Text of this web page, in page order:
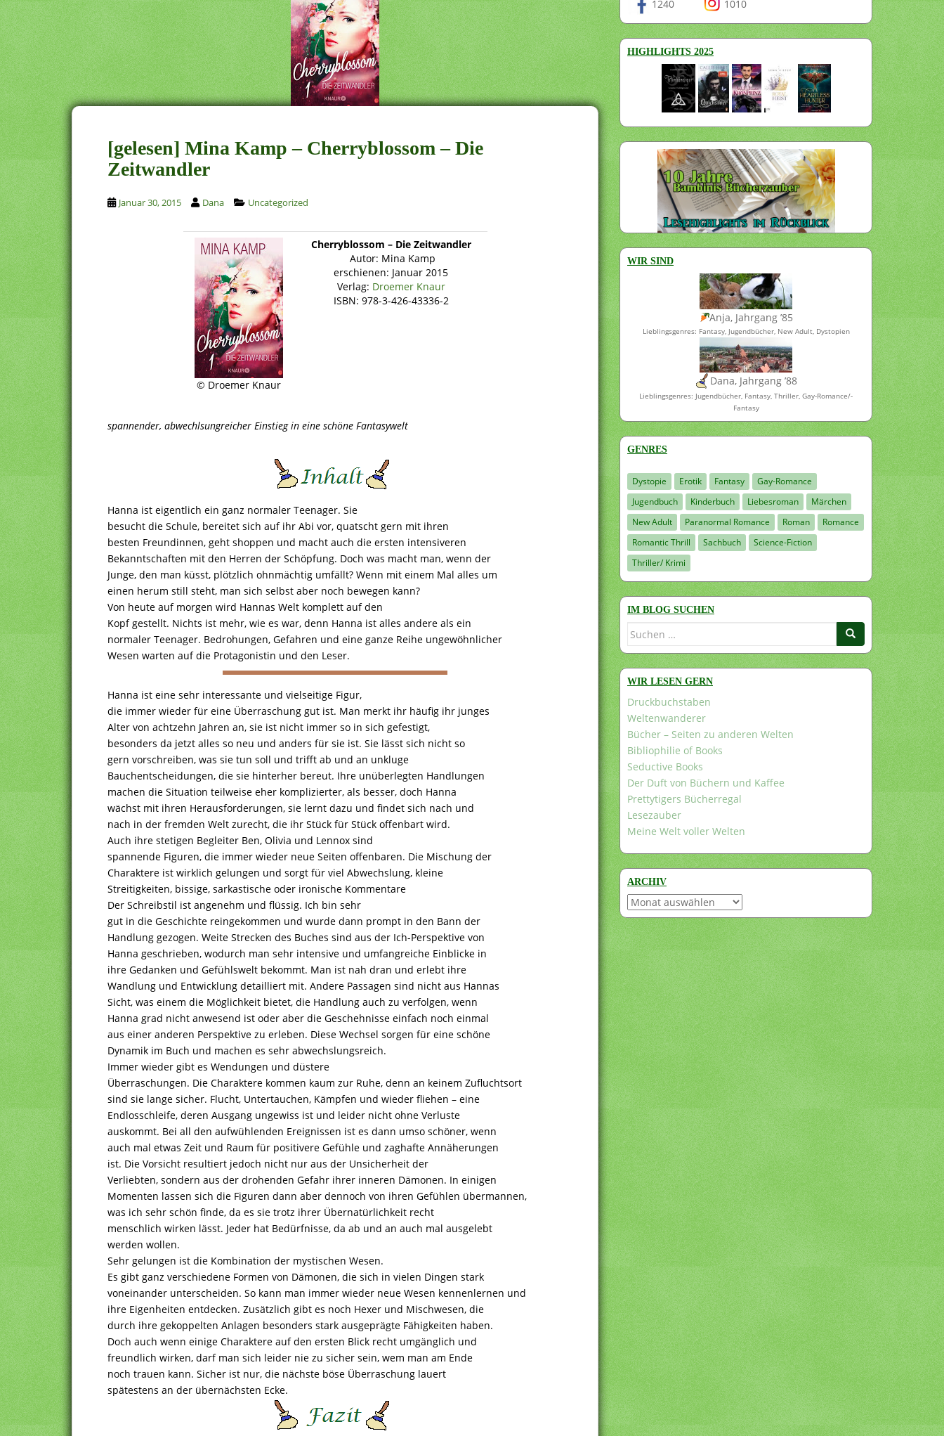
[gelesen] Mina Kamp – Cherryblossom – Die
Zeitwandler
Januar 30, 2015 Dana Uncategorized
© Droemer Knaur
Cherryblossom – Die Zeitwandler
Autor: Mina Kamp
erschienen: Januar 2015
Verlag: Droemer Knaur
ISBN: 978-3-426-43336-2
spannender, abwechlsungreicher Einstieg in eine schöne Fantasywelt
Hanna ist eigentlich ein ganz normaler Teenager. Sie
besucht die Schule, bereitet sich auf ihr Abi vor, quatscht gern mit ihren
besten Freundinnen, geht shoppen und macht auch die ersten intensiveren
Bekanntschaften mit den Herren der Schöpfung. Doch was macht man, wenn der
Junge, den man küsst, plötzlich ohnmächtig umfällt? Wenn mit einem Mal alles um
einen herum still steht, man sich selbst aber noch bewegen kann?
Von heute auf morgen wird Hannas Welt komplett auf den
Kopf gestellt. Nichts ist mehr, wie es war, denn Hanna ist alles andere als ein
normaler Teenager. Bedrohungen, Gefahren und eine ganze Reihe ungewöhnlicher
Wesen warten auf die Protagonistin und den Leser.
Hanna ist eine sehr interessante und vielseitige Figur,
die immer wieder für eine Überraschung gut ist. Man merkt ihr häufig ihr junges
Alter von achtzehn Jahren an, sie ist nicht immer so in sich gefestigt,
besonders da jetzt alles so neu und anders für sie ist. Sie lässt sich nicht so
gern vorschreiben, was sie tun soll und trifft ab und an unkluge
Bauchentscheidungen, die sie hinterher bereut. Ihre unüberlegten Handlungen
machen die Situation teilweise eher komplizierter, als besser, doch Hanna
wächst mit ihren Herausforderungen, sie lernt dazu und findet sich nach und
nach in der fremden Welt zurecht, die ihr Stück für Stück offenbart wird.
Auch ihre stetigen Begleiter Ben, Olivia und Lennox sind
spannende Figuren, die immer wieder neue Seiten offenbaren. Die Mischung der
Charaktere ist wirklich gelungen und sorgt für viel Abwechslung, kleine
Streitigkeiten, bissige, sarkastische oder ironische Kommentare
Der Schreibstil ist angenehm und flüssig. Ich bin sehr
gut in die Geschichte reingekommen und wurde dann prompt in den Bann der
Handlung gezogen. Weite Strecken des Buches sind aus der Ich-Perspektive von
Hanna geschrieben, wodurch man sehr intensive und umfangreiche Einblicke in
ihre Gedanken und Gefühlswelt bekommt. Man ist nah dran und erlebt ihre
Wandlung und Entwicklung detailliert mit. Andere Passagen sind nicht aus Hannas
Sicht, was einem die Möglichkeit bietet, die Handlung auch zu verfolgen, wenn
Hanna grad nicht anwesend ist oder aber die Geschehnisse einfach noch einmal
aus einer anderen Perspektive zu erleben. Diese Wechsel sorgen für eine schöne
Dynamik im Buch und machen es sehr abwechslungsreich.
Immer wieder gibt es Wendungen und düstere
Überraschungen. Die Charaktere kommen kaum zur Ruhe, denn an keinem Zufluchtsort
sind sie lange sicher. Flucht, Untertauchen, Kämpfen und wieder fliehen – eine
Endlosschleife, deren Ausgang ungewiss ist und leider nicht ohne Verluste
auskommt. Bei all den aufwühlenden Ereignissen ist es dann umso schöner, wenn
auch mal etwas Zeit und Raum für positivere Gefühle und zaghafte Annäherungen
ist. Die Vorsicht resultiert jedoch nicht nur aus der Unsicherheit der
Verliebten, sondern aus der drohenden Gefahr ihrer inneren Dämonen. In einigen
Momenten lassen sich die Figuren dann aber dennoch von ihren Gefühlen übermannen,
was ich sehr schön finde, da es sie trotz ihrer Übernatürlichkeit recht
menschlich wirken lässt. Jeder hat Bedürfnisse, da ab und an auch mal ausgelebt
werden wollen.
Sehr gelungen ist die Kombination der mystischen Wesen.
Es gibt ganz verschiedene Formen von Dämonen, die sich in vielen Dingen stark
voneinander unterscheiden. So kann man immer wieder neue Wesen kennenlernen und
ihre Eigenheiten entdecken. Zusätzlich gibt es noch Hexer und Mischwesen, die
durch ihre gekoppelten Anlagen besonders stark ausgeprägte Fähigkeiten haben.
Doch auch wenn einige Charaktere auf den ersten Blick recht umgänglich und
freundlich wirken, darf man sich leider nie zu sicher sein, wem man am Ende
noch trauen kann. Sicher ist nur, die nächste böse Überraschung lauert
spätestens an der übernächsten Ecke.
1240 1010
HIGHLIGHTS 2025
WIR SIND
Anja, Jahrgang ’85
Lieblingsgenres: Fantasy, Jugendbücher, New Adult, Dystopien
Dana, Jahrgang ’88
Lieblingsgenres: Jugendbücher, Fantasy, Thriller, Gay-Romance/-
Fantasy
GENRES
Dystopie Erotik Fantasy
Gay-Romance
Jugendbuch
Kinderbuch Liebesroman
Märchen
New Adult
Paranormal Romance Roman
Romance
Romantic Thrill
Sachbuch
Science-Fiction
Thriller/ Krimi
IM BLOG SUCHEN
Suchen
WIR LESEN GERN
Druckbuchstaben
Weltenwanderer
Bücher – Seiten zu anderen Welten
Bibliophilie of Books
Seductive Books
Der Duft von Büchern und Kaffee
Prettytigers Bücherregal
Lesezauber
Meine Welt voller Welten
ARCHIV
Archiv